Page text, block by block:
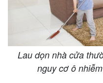
Lau dọn nhà cửa
nguy cơ ô